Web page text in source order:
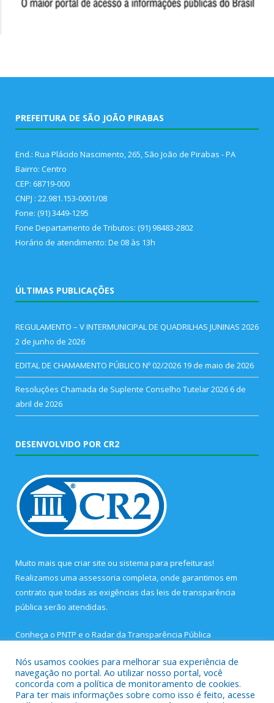
PREFEITURA DE SÃO JOÃO PIRABAS
End.: Rua Plácido Nascimento, 265, São João de Pirabas - PA
Bairro: Centro
CEP: 68719-000
CNPJ : 22.981.153-0001/08
Fone: (91) 3449-1295
Fone Departamento de Tributos: (91) 98483-2802
Horário de atendimento: De 08 às 13h
ÚLTIMAS PUBLICAÇÕES
REGULAMENTO – V INTERMUNICIPAL DE QUADRILHAS JUNINAS 2026
2 de junho de 2026
EDITAL DE CHAMAMENTO PÚBLICO Nº 02/2026 19 de maio de 2026
Resoluções Chamada de Suplente Conselho Tutelar 2026 6 de
abril de 2026
DESENVOLVIDO POR CR2
Muito mais que criar site ou sistema para prefeituras!
Realizamos uma assessoria completa, onde garantimos em
contrato que todas as exigências das leis de transparência
pública serão atendidas.
Conheça o PNTP e o Radar da Transparência Pública
Todos os direitos reservados a Prefeitura Municipal de São João
Nós usamos cookies para melhorar sua experiência de
navegação no portal. Ao utilizar nosso portal, você
concorda com a política de monitoramento de cookies.
Para ter mais informações sobre como isso é feito, acesse